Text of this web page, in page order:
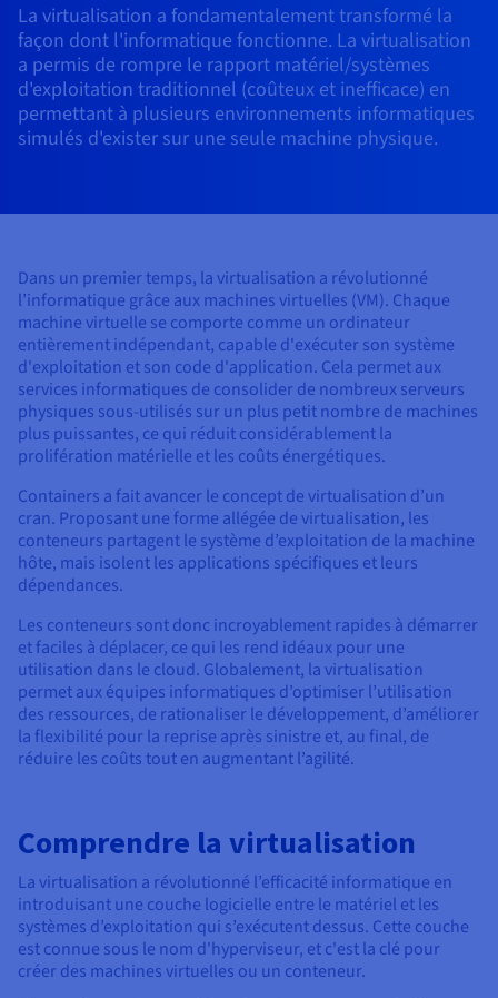
Quantum
Sécurité
Tarifs
Régions
Documentation
Roadmap & Changelog
Roadmap & Changelog
DISTRIBUER MON TRAFIC
Load Balancer
Roadmap & Changelog
AI Endpoints - Catalogue des modèles
AI Endpoints - Bases API
AI Endpoints - Batch API
Nvidia H100
Nvidia L40S
Nvidia L4
Toutes les GPUs →
Tarifs
Disponibilités par régions
Documentation
Roadmap & Changelog
Managed HSM
Dedicated HSM
Documentation
Roadmap & Changelog
Tarifs
Disponibilités par régions
Documentation
Roadmap & Changelog
MCP Server
Tarifs
Guides et documentation
Conformité et certifications
Roadmap & Changelog
HYCU for OVHcloud
SAP HANA ON OVHCLOUD
SAP HANA on Bare Metal
Documentation
Roadmap & Changelog
Cloud Native
AI & HPC
CLOUD READY
Self-Service Portal, API & IaC
IAM & Tenant Management
Gouvernance & Quotas
Roadmap & Changelog
BGP Services
PROTECTION & SÉCURITÉ
Protection Game DDoS
SSL Gateway
Documentation
Roadmap & Changelog
Tarifs
Guides et documentation
Roadmap & Changelog
USAGES
Résilience et AZ
Virtualisation et conteneurisation
Tous les usages
Tarifs
OS & licences
Documentation
Revendeurs
Tous les usages
CDN Infrastructure
BGP Services
Infrastructure Anti-DDoS
SSL Gateway
Documentation
Roadmap & Changelog
Bases de données additionnelles
Option Certificats SSL
USAGES
Héberger votre site WordPress
Créer mon site en 1 click
Créer ma boutique en ligne
Documentation
Roadmap & Changelog
La virtualisation a fondamentalement transformé la
façon dont l'informatique fonctionne. La virtualisation
a permis de rompre le rapport matériel/systèmes
d'exploitation traditionnel (coûteux et inefficace) en
permettant à plusieurs environnements informatiques
simulés d'exister sur une seule machine physique.
Dans un premier temps, la virtualisation a révolutionné
l’informatique grâce aux machines virtuelles (VM). Chaque
machine virtuelle se comporte comme un ordinateur
entièrement indépendant, capable d'exécuter son système
d'exploitation et son code d'application. Cela permet aux
services informatiques de consolider de nombreux serveurs
physiques sous-utilisés sur un plus petit nombre de machines
plus puissantes, ce qui réduit considérablement la
prolifération matérielle et les coûts énergétiques.
Containers a fait avancer le concept de virtualisation d’un
cran. Proposant une forme allégée de virtualisation, les
conteneurs partagent le système d’exploitation de la machine
hôte, mais isolent les applications spécifiques et leurs
dépendances.
Les conteneurs sont donc incroyablement rapides à démarrer
et faciles à déplacer, ce qui les rend idéaux pour une
utilisation dans le cloud. Globalement, la virtualisation
permet aux équipes informatiques d’optimiser l’utilisation
des ressources, de rationaliser le développement, d’améliorer
la flexibilité pour la reprise après sinistre et, au final, de
réduire les coûts tout en augmentant l’agilité.
Comprendre la virtualisation
La virtualisation a révolutionné l’efficacité informatique en
introduisant une couche logicielle entre le matériel et les
systèmes d’exploitation qui s’exécutent dessus. Cette couche
est connue sous le nom d'hyperviseur, et c'est la clé pour
créer des machines virtuelles ou un conteneur.